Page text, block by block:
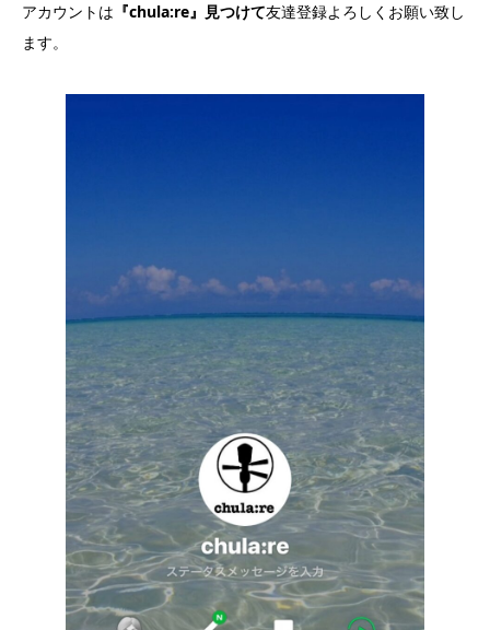
アカウントは 『chula:re』見つけて友達登録よろしくお願い致し
ます。